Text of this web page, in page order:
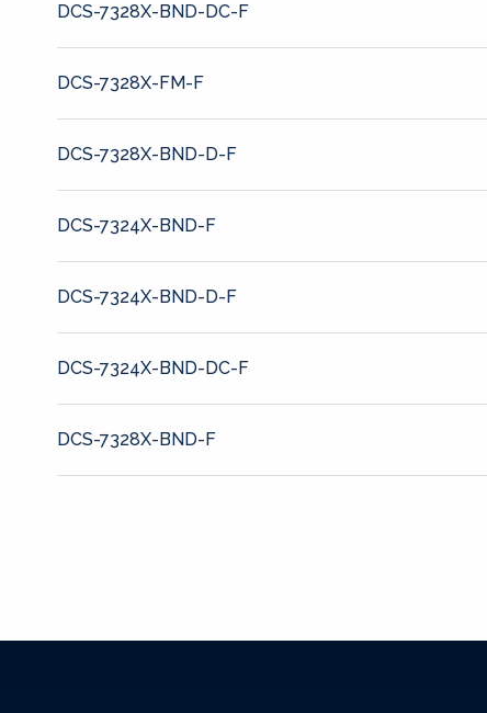
DCS-7328X-BND-DC-F
DCS-7328X-FM-F
DCS-7328X-BND-D-F
DCS-7324X-BND-F
DCS-7324X-BND-D-F
DCS-7324X-BND-DC-F
DCS-7328X-BND-F